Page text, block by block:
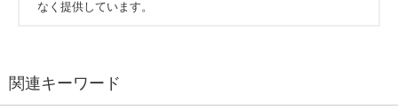
なく提供しています。
関連キーワード